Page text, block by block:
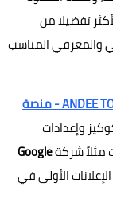
تفضيلا من
والمعرفي المناسب
ANDEE TOP - منصة
وإعدادات
مثلاً شركةGoogle
الأولى في